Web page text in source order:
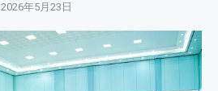
2026年5月23日